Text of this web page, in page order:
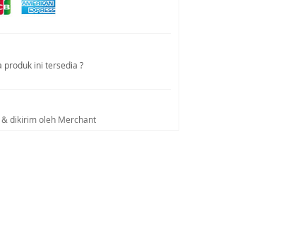
produk ini tersedia ?
dikirim oleh Merchant